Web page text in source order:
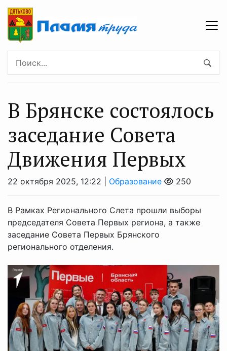
В Брянске состоялось
заседание Совета
Движения Первых
22 октября 2025, 12:22 | Образование 250
В Рамках Регионального Слета прошли выборы
председателя Совета Первых региона, а также
заседание Совета Первых Брянского
регионального отделения.